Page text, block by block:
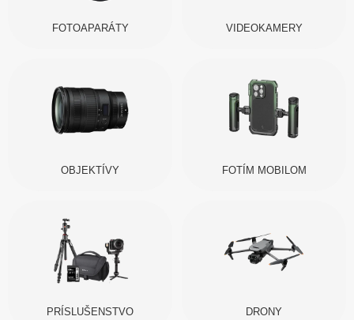
FOTOAPARÁTY VIDEOKAMERY
OBJEKTÍVY FOTÍM MOBILOM
PRÍSLUŠENSTVO DRONY